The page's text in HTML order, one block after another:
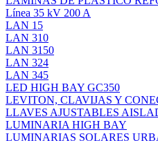
Línea 35 kV 200 A
LAN 15
LAN 310
LAN 3150
LAN 324
LAN 345
LED HIGH BAY GC350
LEVITON, CLAVIJAS Y
LLAVES AJUSTABLES
LUMINARIA HIGH BAY
LUMINARIAS SOLARES